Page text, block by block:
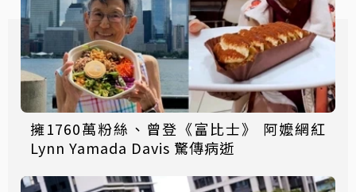
擁1760萬粉絲、曾登《富比士》 阿嬤網紅
Lynn Yamada Davis 驚傳病逝